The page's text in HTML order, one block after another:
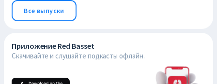
Все выпуски
Приложение Red Basset
Скачивайте и слушайте подкасты офлайн.